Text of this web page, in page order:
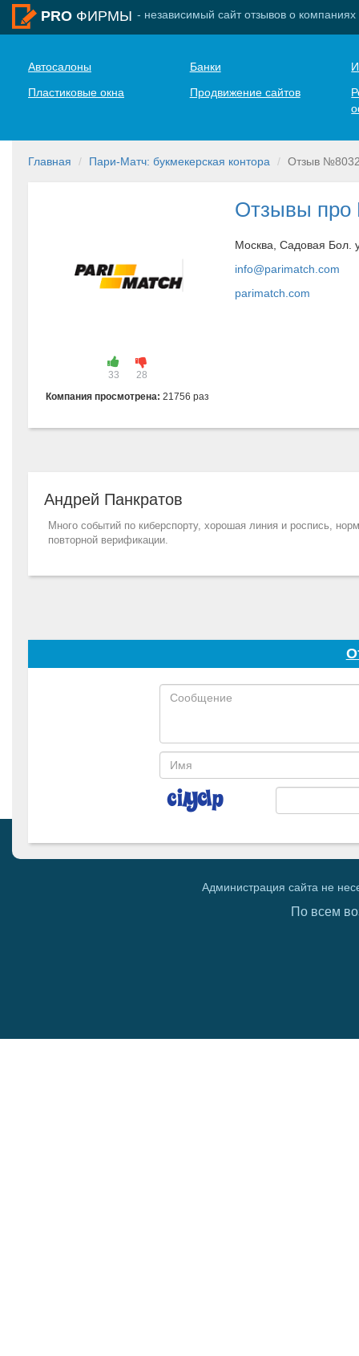
PRO ФИРМЫ - независимый сайт отзывов о компаниях
Автосалоны Банки
Пластиковые окна
Продвижение сайтов
Главная Пари-Матч: букмекерская контора Отзыв
33
28
Компания просмотрена:21756 раз
Отзывы про
Москва, Садовая Бол.
info@parimatch.com
parimatch.com
Андрей Панкратов
Много событий по киберспорту, хорошая линия и роспись,
повторной верификации.
Администрация сайта не
По всем